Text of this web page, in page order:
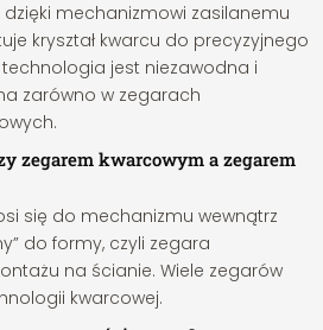
dzięki mechanizmowi zasilanemu
kryształ kwarcu do precyzyjnego
jest niezawodna i
zarówno w zegarach
zegarem kwarcowym a zegarem
się do mechanizmu wewnątrz
do formy, czyli zegara
na ścianie. Wiele zegarów
kwarcowej.